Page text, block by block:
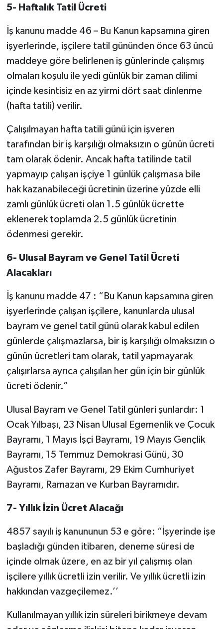
5- Haftalık Tatil Ücreti
İş kanunu madde 46 – Bu Kanun kapsamına giren
işyerlerinde, işçilere tatil gününden önce 63 üncü
maddeye göre belirlenen iş günlerinde çalışmış
olmaları koşulu ile yedi günlük bir zaman dilimi
içinde kesintisiz en az yirmi dört saat dinlenme
(hafta tatili) verilir.
Çalışılmayan hafta tatili günü için işveren
tarafından bir iş karşılığı olmaksızın o günün ücreti
tam olarak ödenir. Ancak hafta tatilinde tatil
yapmayıp çalışan işçiye 1 günlük çalışmasa bile
hak kazanabileceği ücretinin üzerine yüzde elli
zamlı günlük ücreti olan 1.5 günlük ücrette
eklenerek toplamda 2.5 günlük ücretinin
ödenmesi gerekir.
6- Ulusal Bayram ve Genel Tatil Ücreti
Alacakları
İş kanunu madde 47 : “Bu Kanun kapsamına giren
işyerlerinde çalışan işçilere, kanunlarda ulusal
bayram ve genel tatil günü olarak kabul edilen
günlerde çalışmazlarsa, bir iş karşılığı olmaksızın o
günün ücretleri tam olarak, tatil yapmayarak
çalışırlarsa ayrıca çalışılan her gün için bir günlük
ücreti ödenir.”
Ulusal Bayram ve Genel Tatil günleri şunlardır: 1
Ocak Yılbaşı, 23 Nisan Ulusal Egemenlik ve Çocuk
Bayramı, 1 Mayıs İşçi Bayramı, 19 Mayıs Gençlik
Bayramı, 15 Temmuz Demokrasi Günü, 30
Ağustos Zafer Bayramı, 29 Ekim Cumhuriyet
Bayramı, Ramazan ve Kurban Bayramıdır.
7- Yıllık İzin Ücret Alacağı
4857 sayılı iş kanununun 53 e göre: “İşyerinde işe
başladığı günden itibaren, deneme süresi de
içinde olmak üzere, en az bir yıl çalışmış olan
işçilere yıllık ücretli izin verilir. Ve yıllık ücretli izin
hakkından vazgeçilemez.’’
Kullanılmayan yıllık izin süreleri birikmeye devam